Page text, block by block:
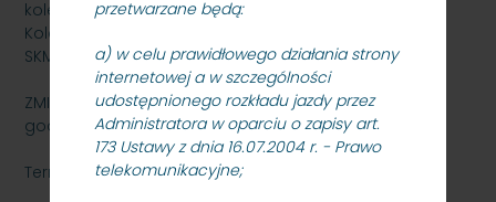
przetwarzane będą:
a) w celu prawidłowego działania strony
internetowej a w szczególności
udostępnionego rozkładu jazdy przez
Administratora w oparciu o zapisy art.
173 Ustawy z dnia 16.07.2004 r. - Prawo
telekomunikacyjne;
kolejowej nr 250 w Gdańsku - etap 3 dla PKP Szybka
Kolej Miejska w Trójmieście Sp. z o.o. znak:
SKMMU.086.9.22
ZMIANA TERMINU SKŁADANIA OFERT 04.04.2022r. do
godz.10.00
Termin składania ofert 30.03.2022 r. godz: 10:00.